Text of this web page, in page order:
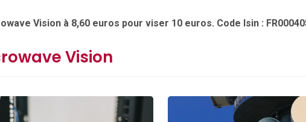
Vision à 8,60 euros pour viser 10 euros. Code Isin :
Vision